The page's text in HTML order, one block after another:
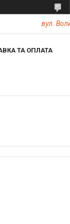
вул.
ТА ОПЛАТА